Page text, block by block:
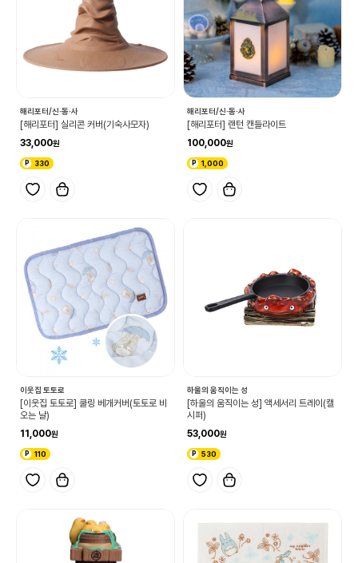
해리포터/신·동·사
[해리포터] 실리콘 커버(기숙사모자)
33,000
330
해리포터/신·동·사
[해리포터] 랜턴 캔들라이트
100,000
1,000
이웃집 토토로
[이웃집 토토로] 쿨링 베개커버(토토로 비
오는 날)
11,000
110
하울의 움직이는 성
[하울의 움직이는 성] 액세서리 트레이(캘
시퍼)
53,000
530